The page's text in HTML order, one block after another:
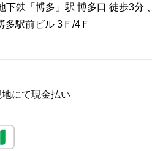
鉄「博多」駅 博多口 徒歩3分 、
駅前ビル 3Ｆ/4Ｆ
にて現金払い